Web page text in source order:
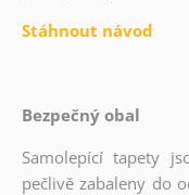
Stáhnout návod
Bezpečný obal
Samolepící tapety
pečlivě zabaleny do